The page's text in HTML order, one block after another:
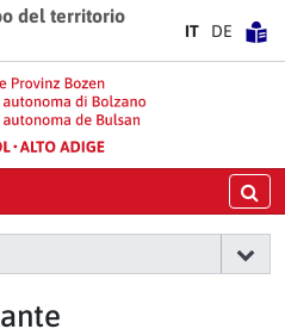
principale
del territorio
IT DE